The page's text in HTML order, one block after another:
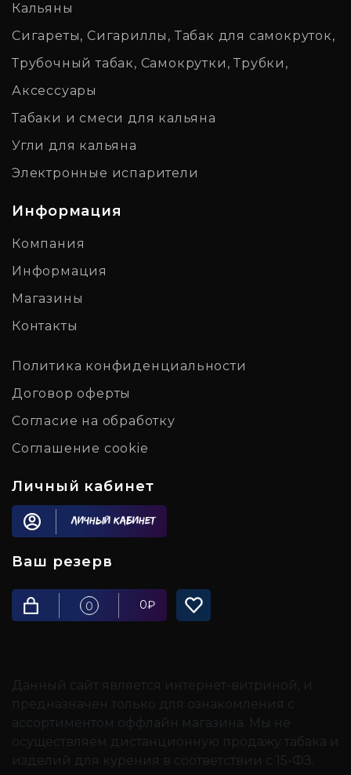
Кальяны
Сигареты, Сигариллы, Табак для самокруток,
Трубочный табак, Самокрутки, Трубки,
Аксессуары
Табаки и смеси для кальяна
Угли для кальяна
Электронные испарители
Информация
Компания
Информация
Магазины
Контакты
Политика конфиденциальности
Договор оферты
Согласие на обработку
Соглашение cookie
Личный кабинет
Личный кабинет
Ваш резерв
0 0₽
Данный сайт является интернет-витриной, и
предназначен только для ознакомления с
ассортиментом оффлайн магазина. Мы не
осуществляем дистанционную продажу табака и
изделий для курения в соответствии с 15-ФЗ.